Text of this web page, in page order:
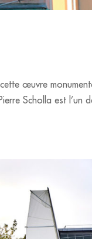
œuvre
Scholla est l’un